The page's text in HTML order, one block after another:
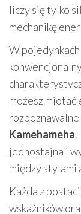
liczy się tylko
mechanikę
W
możesz
rozpoznawalne
Kamehameha.
jednostajna i
między stylami
Każda z
wskaźników